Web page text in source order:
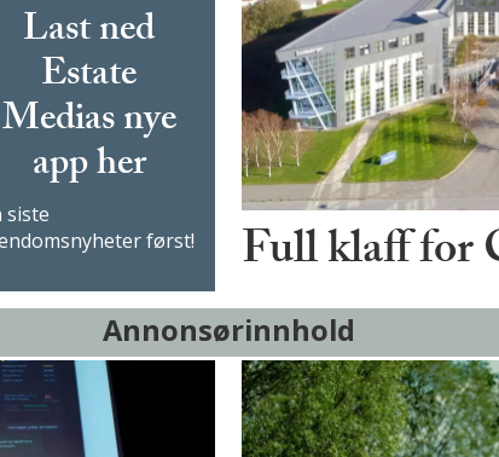
Last ned
Estate
Medias nye
app her
siste
først!
Full klaff for
Annonsørinnhold